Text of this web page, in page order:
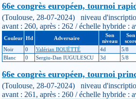
66e congrès européen, tournoi
(Toulouse, 28-07-2024) niveau
avant : 260, après : 262 / échelle hybride :
Couleur Hd Adversaire
Son
niveau
Son
Noir
0 Valérian BOUËTTÉ 4d 5/8
Blanc
0 Sergiu-Dan IUGULESCU 3d 5/8
66e congrès européen, tournoi
(Toulouse, 28-07-2024) niveau
avant : 261, après : 260 / échelle hybride :